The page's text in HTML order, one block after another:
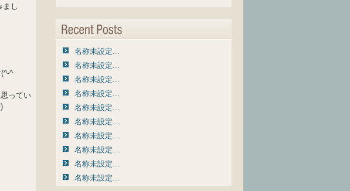
まし
^ゞ
ってい
名称未設定...
名称未設定...
名称未設定...
名称未設定...
名称未設定...
名称未設定...
名称未設定...
名称未設定...
名称未設定...
名称未設定...